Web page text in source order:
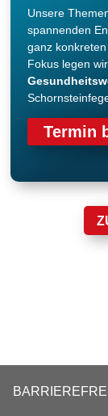
Unsere
spannenden
ganz
Fokus legen
Termin